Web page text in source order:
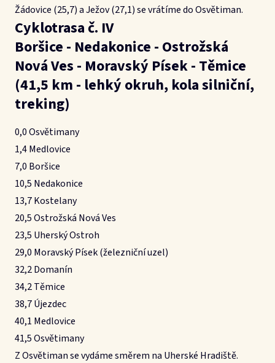
Žádovice (25,7) a Ježov (27,1) se vrátíme do Osvětiman.
Cyklotrasa č. IV
Boršice - Nedakonice - Ostrožská
Nová Ves - Moravský Písek - Těmice
(41,5 km - lehký okruh, kola silniční,
treking)
0,0 Osvětimany
1,4 Medlovice
7,0 Boršice
10,5 Nedakonice
13,7 Kostelany
20,5 Ostrožská Nová Ves
23,5 Uherský Ostroh
29,0 Moravský Písek (železniční uzel)
32,2 Domanín
34,2 Těmice
38,7 Újezdec
40,1 Medlovice
41,5 Osvětimany
Z Osvětiman se vydáme směrem na Uherské Hradiště.